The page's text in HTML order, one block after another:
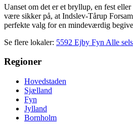
Uanset om det er et bryllup, en fest
være sikker på, at Indslev-Tårup
perfekte valg for en mindeværdig
Se flere lokaler: 5592 Ejby Fyn Alle
Regioner
Hovedstaden
Sjælland
Fyn
Jylland
Bornholm